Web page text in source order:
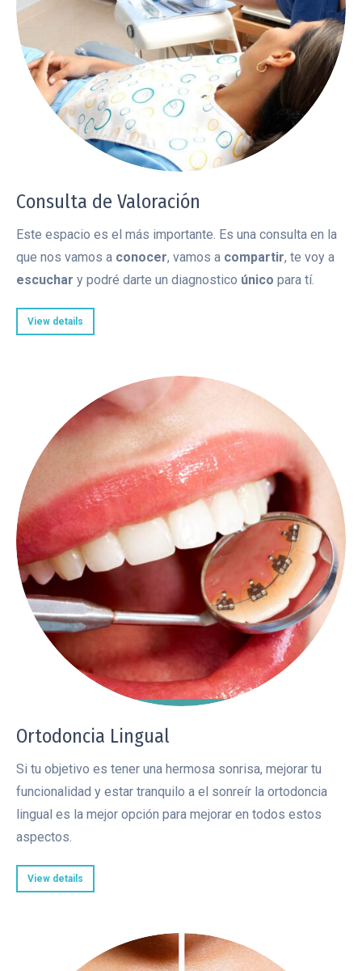
Consulta de Valoración
Este espacio es el más importante. Es una consulta en la
que nos vamos a conocer, vamos a compartir, te voy a
escuchar y podré darte un diagnostico único para tí.
View details
Ortodoncia Lingual
Si tu objetivo es tener una hermosa sonrisa, mejorar tu
funcionalidad y estar tranquilo a el sonreír la ortodoncia
lingual es la mejor opción para mejorar en todos estos
aspectos.
View details